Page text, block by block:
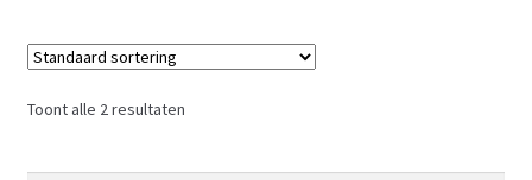
Toont alle 2 resultaten